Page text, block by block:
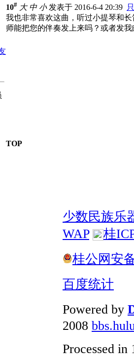
10# 大 中 小发表于 2016-6-4 20:39
我也非常喜欢这曲，听过小提琴和
师能把您的伴奏发上来吗？或者发我
TOP
少数民族乐
WAP
桂
桂公网安
百度统计
Powered by
2008
Processed in